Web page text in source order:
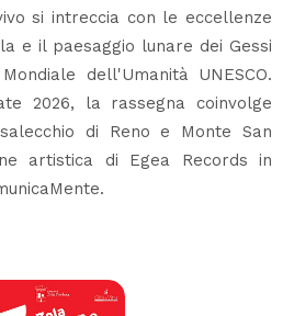
si intreccia con le eccellenze
e il paesaggio lunare dei Gessi
dell'Umanità UNESCO.
2026, la rassegna coinvolge
di Reno e Monte San
artistica di Egea Records in